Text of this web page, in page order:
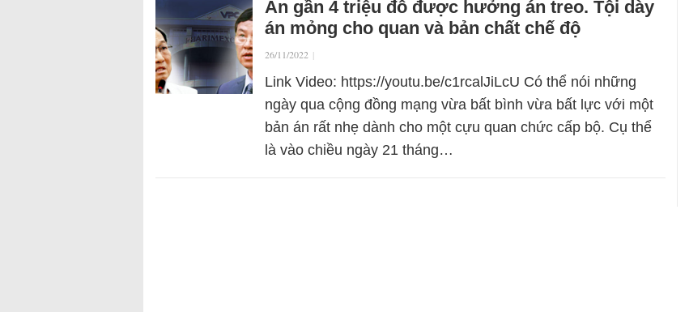
Ăn gần 4 triệu đô được hưởng án treo. Tội dày
án mỏng cho quan và bản chất chế độ
26/11/2022 |
Link Video: https://youtu.be/c1rcalJiLcU Có thể nói những
ngày qua cộng đồng mạng vừa bất bình vừa bất lực với một
bản án rất nhẹ dành cho một cựu quan chức cấp bộ. Cụ thể
là vào chiều ngày 21 tháng…